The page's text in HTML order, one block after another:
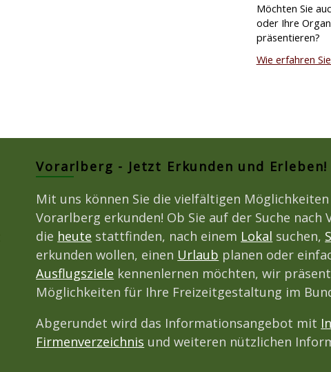
Möchten Sie
oder Ihre
präsentieren?
Wie erfahren
Vorarlberg - Jetzt Erkunden und Erleben!
Mit uns können Sie die vielfältigen Möglichkeiten
Vorarlberg erkunden! Ob Sie auf der Suche nach
die heute stattfinden, nach einem Lokal suchen,
erkunden wollen, einen Urlaub planen oder
Ausflugsziele kennenlernen möchten, wir
Möglichkeiten für Ihre Freizeitgestaltung im
Abgerundet wird das Informationsangebot mit
Firmenverzeichnis und weiteren nützlichen